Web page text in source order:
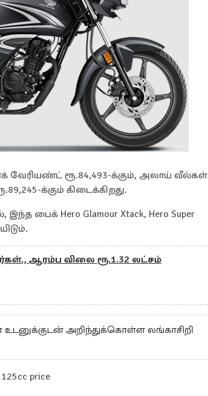
வேரியண்ட் ரூ.84,493-க்கும், அலாய் வீல்கள்
க்கும் கிடைக்கிறது.
பைக் Hero Glamour Xtack, Hero Super
ஆரம்ப விலை ரூ.1.32 லட்சம்
உடனுக்குடன் அறிந்துக்கொள்ள லங்காசிறி
125cc price